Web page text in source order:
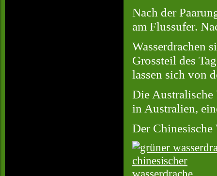
Nach der
am Flussufer.
Wasserdrachen
Grossteil des
lassen sich von
Die Australische
in Australien,
Der Chinesische